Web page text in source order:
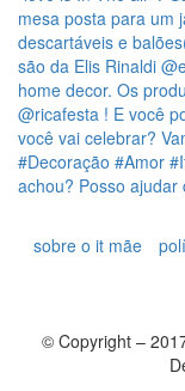
sobre o it mãe
© Copyright –